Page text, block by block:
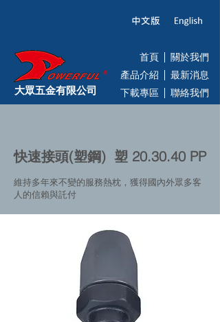
大眾五金有限公司
首頁
關於我們
產品介紹
最新消息
下載專區
聯絡我們
快速接頭(塑鋼) 塑 20.30.40 PP
維持多年來不變的服務熱枕，獲得國內外眾多客
人的信賴與託付